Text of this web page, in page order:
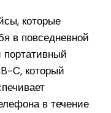
которые
в повседневной
C, который
в течение